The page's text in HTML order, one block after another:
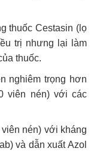
thuốc Cestasin (lọ
trị nhưng lại làm
thuốc.
nghiêm trọng hơn
viên nén) với các
nén) với kháng
và dẫn xuất Azol